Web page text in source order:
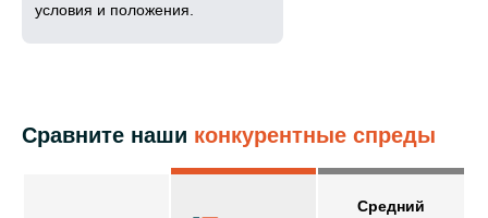
условия и положения.
Сравните наши конкурентные спреды
Средний